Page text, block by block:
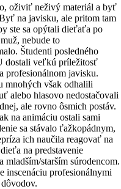
oživiť neživý materiál a byť
na javisku, ale pritom tam
ste sa opýtali dieťaťa po
nebude to
Študenti posledného
dostali veľkú príležitosť
profesionálnom javisku.
mnohých však odhalili
alebo hlasovo nedostačovali
ale rovno ôsmich postáv.
na animáciu ostali sami
sa stávalo ťažkopádnym,
ich naučila reagovať na
na predstavenie
mladším/starším súrodencom.
inscenáciu profesionálnymi